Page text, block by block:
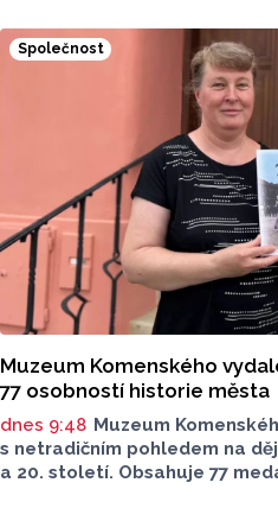
přibylo ubytovaných cizinců,
meziročně o 9,1 procenta
v regionu ubylo, kraj v tomto
turistů, což bylo meziročně o
počet přenocování v kraji
dnes zveřejnil Český statistický
Společnost
Muzeum Komenského
77 osobností historie města
dnes 9:48 Muzeum
s netradičním pohledem na
a 20. století. Obsahuje 77